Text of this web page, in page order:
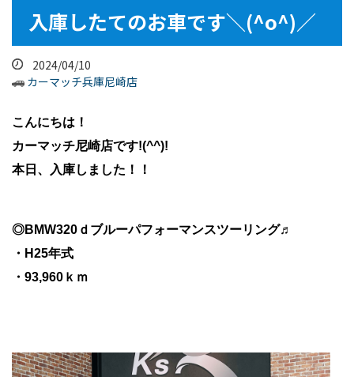
入庫したてのお車です＼(^o^)／
2024/04/10
カーマッチ兵庫尼崎店
こんにちは！
カーマッチ尼崎店です!(^^)!
本日、入庫しました！！
◎BMW320ｄブルーパフォーマンスツーリング♬
・H25年式
・93,960ｋｍ